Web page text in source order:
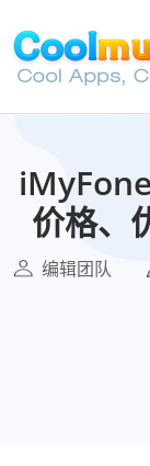
价格、
编辑团队